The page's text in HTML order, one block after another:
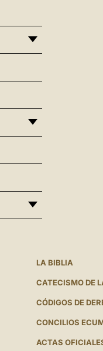
LA BIBLIA
CATECISMO DE
CÓDIGOS DE
CONCILIOS
ACTAS